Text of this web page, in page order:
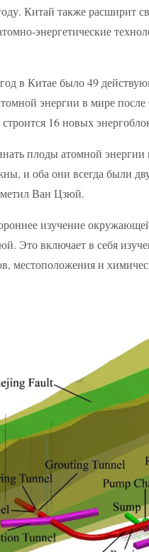
Китай также расширит
энергетические
в Китае было 49
энергии в мире
16 новых
плоды атомной энергии
и оба они всегда были
Ван Цзюй.
изучение
Это включает в себя
местоположения и